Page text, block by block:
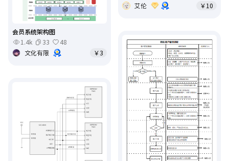
艾伦
￥10
会员系统架构图
1.4k
33
48
文化有限
￥3